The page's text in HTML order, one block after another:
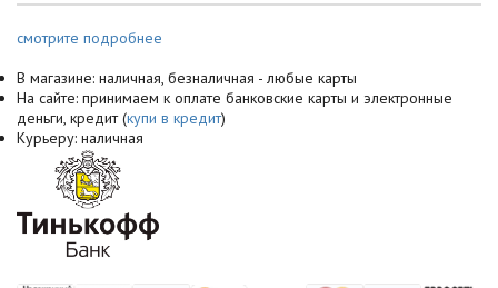
смотрите подробнее
В магазине: наличная, безналичная - любые карты
На сайте: принимаем к оплате банковские карты и электронные
деньги, кредит (купи в кредит)
Курьеру: наличная